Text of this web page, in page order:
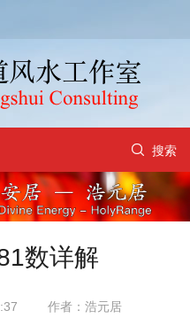
 搜索
数详解
作者：浩元居